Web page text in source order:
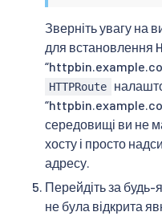
Зверніть увагу на
для встановлення
HTTPRoute
середовищі ви не
хосту і просто
адресу.
Перейдіть за
не була відкрита